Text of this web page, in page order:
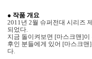
● 작품 개요
2011년 2월 슈퍼전대 시리즈
되었다.
지금 돌이켜보면 [마스크맨]이
후인 분들에게 있어 [마스크
다.